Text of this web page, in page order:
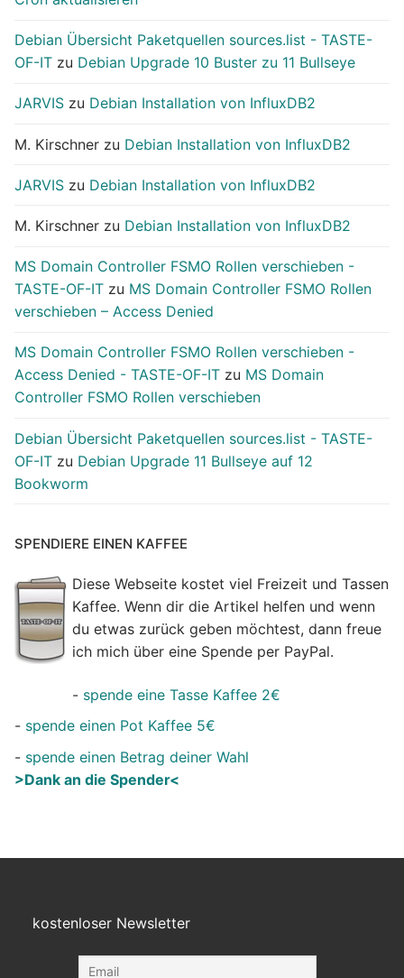
Debian Übersicht Paketquellen sources.list - TASTE-
OF-IT zu Debian Upgrade 10 Buster zu 11 Bullseye
JARVIS zu Debian Installation von InfluxDB2
M. Kirschner zu Debian Installation von InfluxDB2
JARVIS zu Debian Installation von InfluxDB2
M. Kirschner zu Debian Installation von InfluxDB2
MS Domain Controller FSMO Rollen verschieben -
TASTE-OF-IT zu MS Domain Controller FSMO Rollen
verschieben – Access Denied
MS Domain Controller FSMO Rollen verschieben -
Access Denied - TASTE-OF-IT zu MS Domain
Controller FSMO Rollen verschieben
Debian Übersicht Paketquellen sources.list - TASTE-
OF-IT zu Debian Upgrade 11 Bullseye auf 12
Bookworm
SPENDIERE EINEN KAFFEE
Diese Webseite kostet viel Freizeit und Tassen
Kaffee. Wenn dir die Artikel helfen und wenn
du etwas zurück geben möchtest, dann freue
ich mich über eine Spende per PayPal.
- spende eine Tasse Kaffee 2€
- spende einen Pot Kaffee 5€
- spende einen Betrag deiner Wahl
>Dank an die Spender<
kostenloser Newsletter